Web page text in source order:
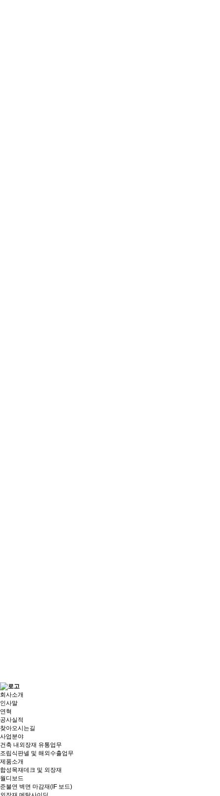
회사소개
인사말
연혁
공사실적
찾아오시는길
사업분야
건축 내외장재 유통업무
조립식판넬 및 해외수출업무
제품소개
합성목재데크 및 외장재
월디보드
준불연 벽면 마감재(IF 보드)